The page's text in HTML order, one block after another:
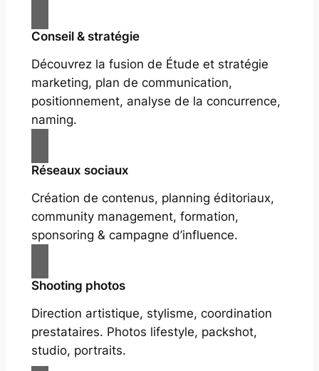
Conseil & stratégie
Découvrez la fusion de Étude et stratégie
marketing, plan de communication,
positionnement, analyse de la concurrence,
naming.
Réseaux sociaux
Création de contenus, planning éditoriaux,
community management, formation,
sponsoring & campagne d’influence.
Shooting photos
Direction artistique, stylisme, coordination
prestataires. Photos lifestyle, packshot,
studio, portraits.